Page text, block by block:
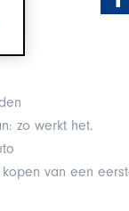
zo werkt het.
van een